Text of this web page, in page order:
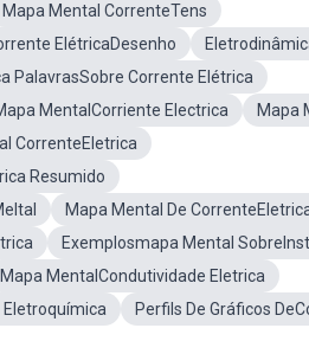
Mapa Mental CorrenteTens
ElétricaDesenho
PalavrasSobre Corrente Elétrica
MentalCorriente Electrica
Mapa
CorrenteEletrica
Resumido
Mapa Mental De
Exemplosmapa Mental
Mapa MentalCondutividade Eletrica
Eletroquímica
Perfils De Gráficos